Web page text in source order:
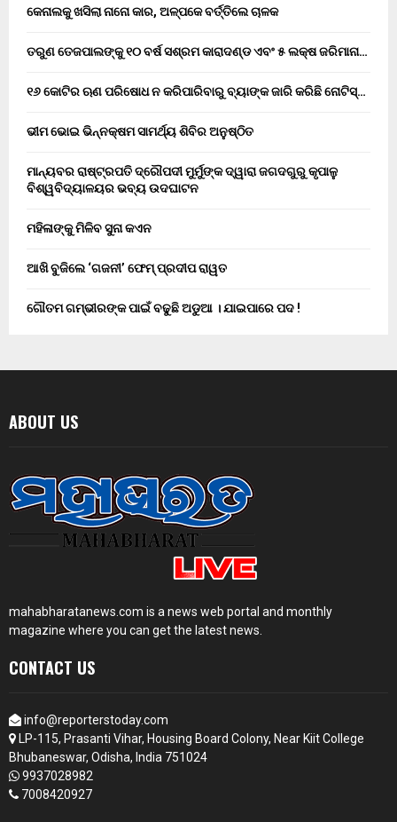
କେନାଲକୁ ଖସିଲା ନାନୋ କାର, ଅଳ୍ପକେ ବର୍ତ୍ତିଲେ ଚାଳକ
ତରୁଣ ତେଜପାଲଙ୍କୁ ୧୦ ବର୍ଷ ସଶ୍ରମ କାରାଦଣ୍ଡ ଏବଂ ₹୫ ଲକ୍ଷ ଜରିମାନା…
୧୬ କୋଟିର ଋଣ ପରିଷୋଧ ନ କରିପାରିବାରୁ ବ୍ୟାଙ୍କ ଜାରି କରିଛି ନୋଟିସ୍…
ଭୀମ ଭୋଇ ଭିନ୍ନକ୍ଷମ ସାମର୍ଥ୍ୟ ଶିବିର ଅନୁଷ୍ଠିତ
ମାନ୍ୟବର ରାଷ୍ଟ୍ରପତି ଦ୍ରୌପଦୀ ମୁର୍ମୁଙ୍କ ଦ୍ୱାରା ଜଗଦଗୁରୁ କୃପାଳୁ
ବିଶ୍ୱବିଦ୍ୟାଳୟର ଭବ୍ୟ ଉଦଘାଟନ
ମହିଳାଙ୍କୁ ମିଳିବ ସୁନା କଏନ
ଆଖି ବୁଜିଲେ ‘ଗଜନୀ’ ଫେମ୍ ପ୍ରଦୀପ ରାୱତ
ଗୌତମ ଗମ୍ଭୀରଙ୍କ ପାଇଁ ବଢୁଛି ଅଡୁଆ । ଯାଇପାରେ ପଦ !
ABOUT US
mahabharatanews.com is a news web portal and monthly
magazine where you can get the latest news.
CONTACT US
info@reporterstoday.com
LP-115, Prasanti Vihar, Housing Board Colony, Near Kiit College
Bhubaneswar, Odisha, India 751024
9937028982
7008420927